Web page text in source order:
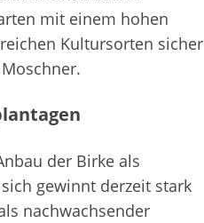
mit einem hohen
Kultursorten sicher
der Birke als
gewinnt derzeit stark
nachwachsender